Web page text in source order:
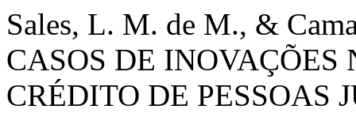
Sales, L. M. de M., &
CASOS DE INOVAÇÕES
CRÉDITO DE PESSOAS